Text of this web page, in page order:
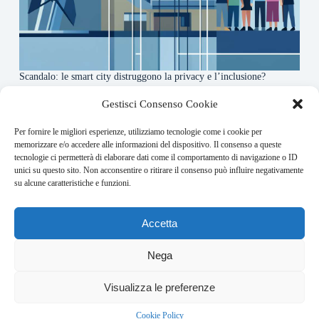
Gestisci Consenso Cookie
Per fornire le migliori esperienze, utilizziamo tecnologie come i cookie per
memorizzare e/o accedere alle informazioni del dispositivo. Il consenso a queste
tecnologie ci permetterà di elaborare dati come il comportamento di navigazione o ID
unici su questo sito. Non acconsentire o ritirare il consenso può influire negativamente
su alcune caratteristiche e funzioni.
Accetta
Nega
Visualizza le preferenze
Cookie Policy
Scandalo: le smart city distruggono la privacy e l’inclusione?
About this website
Orbitare ogni giorno trova per te le notizie più rilevanti in
ambito space economy.
Address:
VIA USODIMARE 3 - 37138 - VERONA (VR)
redazione@bullet-network.com
bullet-network.com
Bullet - Dynamic Solutions Srl P.IVA 02954300238 – REA